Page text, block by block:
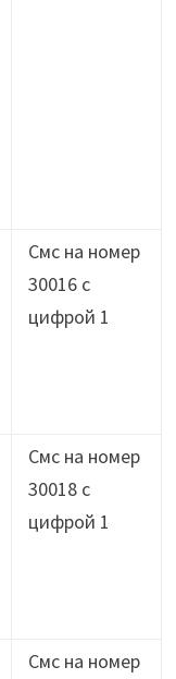
Смс на номер
30016 с
цифрой 1
Смс на номер
30018 с
цифрой 1
Смс на номер